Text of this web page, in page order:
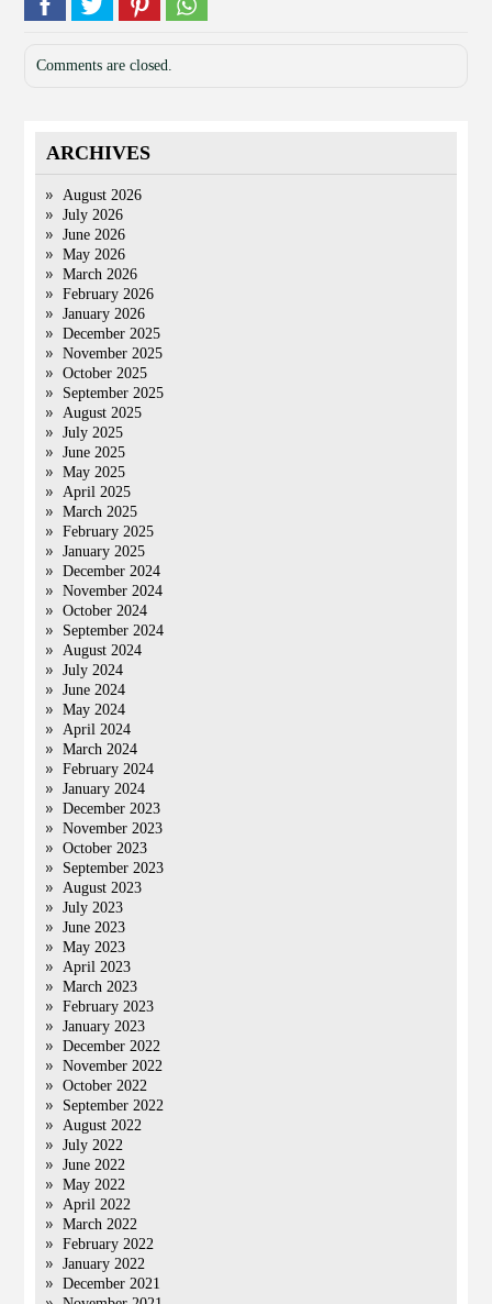
Comments are closed.
ARCHIVES
August 2026
July 2026
June 2026
May 2026
March 2026
February 2026
January 2026
December 2025
November 2025
October 2025
September 2025
August 2025
July 2025
June 2025
May 2025
April 2025
March 2025
February 2025
January 2025
December 2024
November 2024
October 2024
September 2024
August 2024
July 2024
June 2024
May 2024
April 2024
March 2024
February 2024
January 2024
December 2023
November 2023
October 2023
September 2023
August 2023
July 2023
June 2023
May 2023
April 2023
March 2023
February 2023
January 2023
December 2022
November 2022
October 2022
September 2022
August 2022
July 2022
June 2022
May 2022
April 2022
March 2022
February 2022
January 2022
December 2021